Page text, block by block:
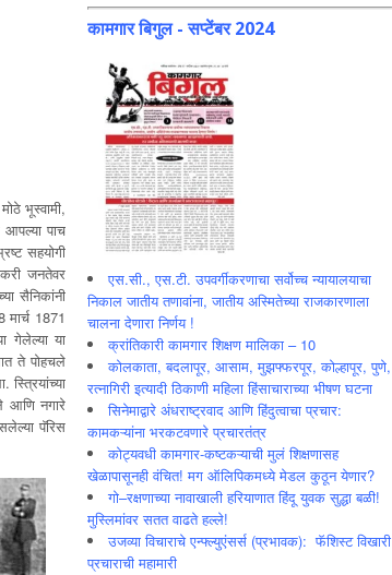
भूस्वामी,
आपल्या पाच
सहयोगी
जनतेवर
सैनिकांनी
मार्च 1871
गेलेल्या या
ते पोहचले
स्त्रियांच्या
आणि नगारे
पॅरिस
कामगार बिगुल - सप्टेंबर 2024
एस.सी., एस.टी. उपवर्गीकरणाचा सर्वोच्च न्यायालयाचा
निकाल जातीय तणावांना, जातीय अस्मितेच्या राजकारणाला
चालना देणारा निर्णय !
क्रांतिकारी कामगार शिक्षण मालिका – 10
कोलकाता, बदलापूर, आसाम, मुझफ्फरपूर, कोल्हापूर, पुणे,
रत्नागिरी इत्यादी ठिकाणी महिला हिंसाचाराच्या भीषण घटना
सिनेमाद्वारे अंधराष्ट्रवाद आणि हिंदुत्वाचा प्रचार:
कामकऱ्यांना भरकटवणारे प्रचारतंत्र
कोट्यवधी कामगार-कष्टकऱ्याची मुलं शिक्षणासह
खेळापासूनही वंचित! मग ऑलिपिकमध्ये मेडल कुठून येणार?
गो–रक्षणाच्या नावाखाली हरियाणात हिंदू युवक सुद्धा बळी!
मुस्लिमांवर सतत वाढते हल्ले!
उजव्या विचाराचे एन्फ्ल्युएंसर्स (प्रभावक): फॅशिस्ट विखारी
प्रचाराची महामारी